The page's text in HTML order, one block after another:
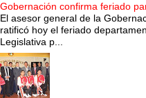
Gobernación confirma feriado
El asesor general de la
ratificó hoy el feriado
Legislativa p...